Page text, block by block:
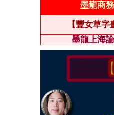
墨龍商務
【豐女草字
墨龍上海